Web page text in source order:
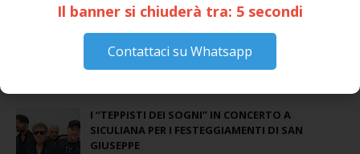
Il banner si chiuderà tra: 4 secondi
Contattaci su Whatsapp
Siculiana, concerto del 1° Maggio 2026 in
Piazza Umberto I: arrivano I Cugini di
Campagna
I “TEPPISTI DEI SOGNI” IN CONCERTO A
SICULIANA PER I FESTEGGIAMENTI DI SAN
GIUSEPPE